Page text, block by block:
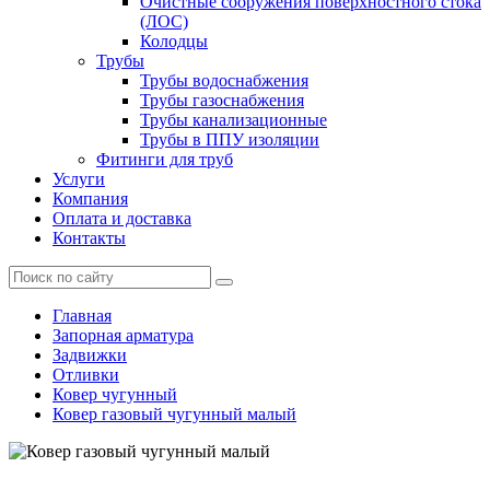
(ЛОС)
Колодцы
Трубы
Трубы водоснабжения
Трубы газоснабжения
Трубы канализационные
Трубы в ППУ изоляции
Фитинги для труб
Услуги
Компания
Оплата и доставка
Контакты
Главная
Запорная арматура
Задвижки
Отливки
Ковер чугунный
Ковер газовый чугунный малый